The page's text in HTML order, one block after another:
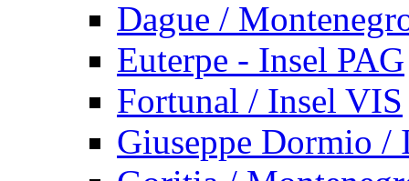
Dague /
Euterpe - Insel PAG
Fortunal / Insel VIS
Giuseppe Dormio /